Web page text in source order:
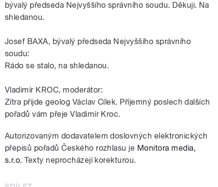
bývalý předseda Nejvyššího správního soudu. Děkuji. Na
shledanou.
Josef BAXA, bývalý předseda Nejvyššího správního
soudu:
Rádo se stalo, na shledanou.
Vladimír KROC, moderátor:
Zítra přijde geolog Václav Cílek. Příjemný poslech dalších
pořadů vám přeje Vladimír Kroc.
Autorizovaným dodavatelem doslovných elektronických
přepisů pořadů Českého rozhlasu je Monitora media,
s.r.o. Texty neprocházejí korekturou.